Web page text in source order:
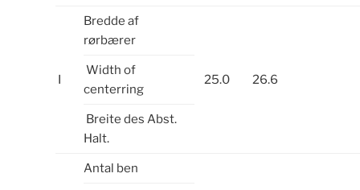
I
Bredde af
rørbærer
25.0 26.6
Width of
centerring
Breite des Abst.
Halt.
Antal ben